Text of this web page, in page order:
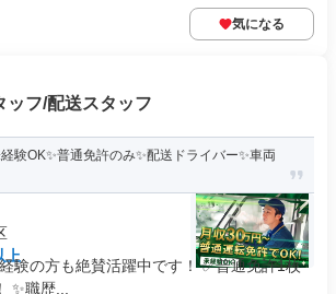
気になる
ッフ/配送スタッフ
験OK✨普通免許のみ✨配送ドライバー✨車両
上
験の方も絶賛活躍中です！ ✅普通免許1枚
✨職歴...